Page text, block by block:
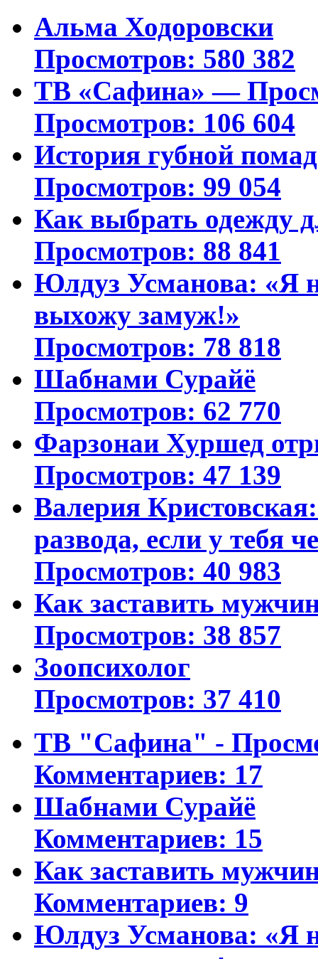
Альма Ходоровски
Просмотров: 580 382
ТВ «Сафина» —
Просмотров: 106 604
История губной
Просмотров: 99 054
Как выбрать одежду
Просмотров: 88 841
Юлдуз Усманова: «Я
выхожу замуж!»
Просмотров: 78 818
Шабнами Сурайё
Просмотров: 62 770
Фарзонаи Хуршед
Просмотров: 47 139
Валерия
развода, если у тебя
Просмотров: 40 983
Как заставить
Просмотров: 38 857
Зоопсихолог
Просмотров: 37 410
ТВ "Сафина" -
Комментариев: 17
Шабнами Сурайё
Комментариев: 15
Как заставить
Комментариев: 9
Юлдуз Усманова: «Я